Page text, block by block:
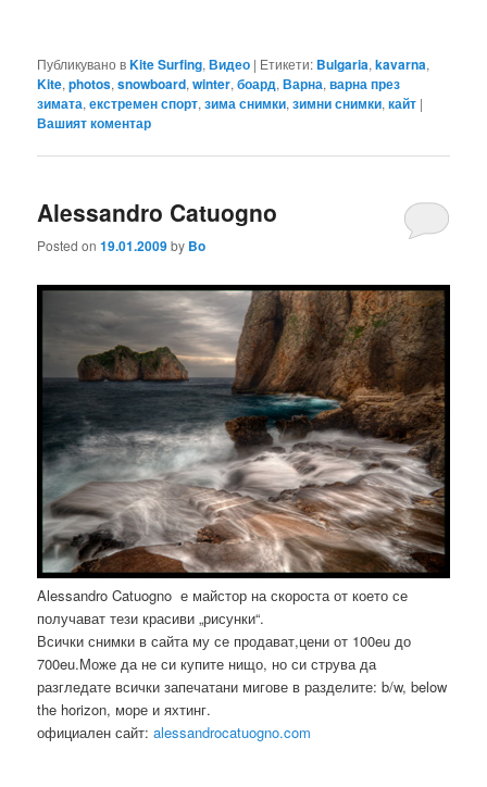
Публикувано вKite Surfing,Видео | Етикети: Bulgaria,kavarna,
Kite,photos,snowboard,winter,боард,Варна,варна през
зимата,екстремен спорт,зима снимки,зимни снимки,кайт |
Вашият коментар
Alessandro Catuogno
Posted on19.01.2009by Bo
Alessandro Catuogno е майстор на скороста от което се
получават тези красиви „рисунки“.
Всички снимки в сайта му се продават,цени от 100eu до
700eu.Може да не си купите нищо, но си струва да
разгледате всички запечатани мигове в разделите: b/w, below
the horizon, море и яхтинг.
официален сайт:alessandrocatuogno.com